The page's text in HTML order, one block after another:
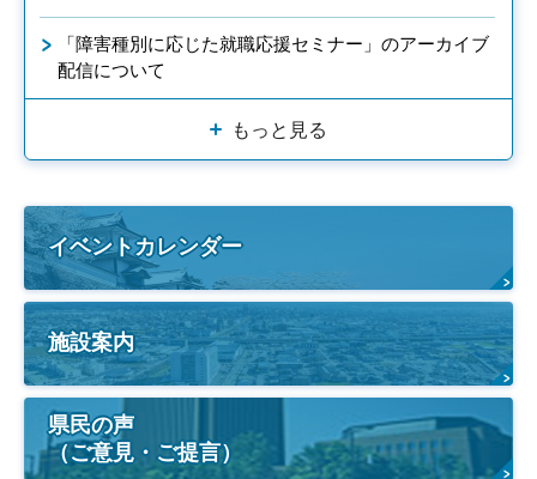
「障害種別に応じた就職応援セミナー」のアーカイブ
配信について
もっと見る
イベントカレンダー
施設案内
県民の声
（ご意見・ご提言）